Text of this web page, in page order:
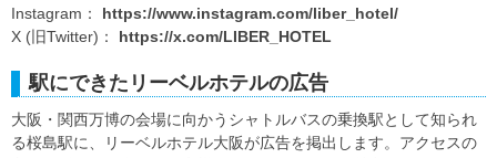
Instagram： https://www.instagram.com/liber_hotel/
X (旧Twitter)： https://x.com/LIBER_HOTEL
駅にできたリーベルホテルの広告
大阪・関西万博の会場に向かうシャトルバスの乗換駅として知られ
る桜島駅に、リーベルホテル大阪が広告を掲出します。アクセスの